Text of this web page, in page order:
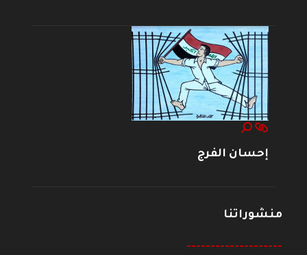
إحسان الفرج
منشوراتنا
--------------------